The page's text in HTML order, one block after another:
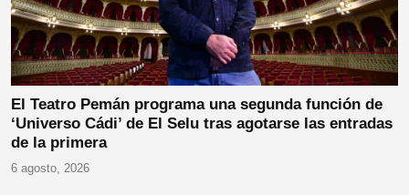
El Teatro Pemán programa una segunda función de
‘Universo Cádi’ de El Selu tras agotarse las entradas
de la primera
6 agosto, 2026